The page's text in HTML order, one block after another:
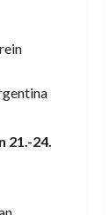
21.-24.